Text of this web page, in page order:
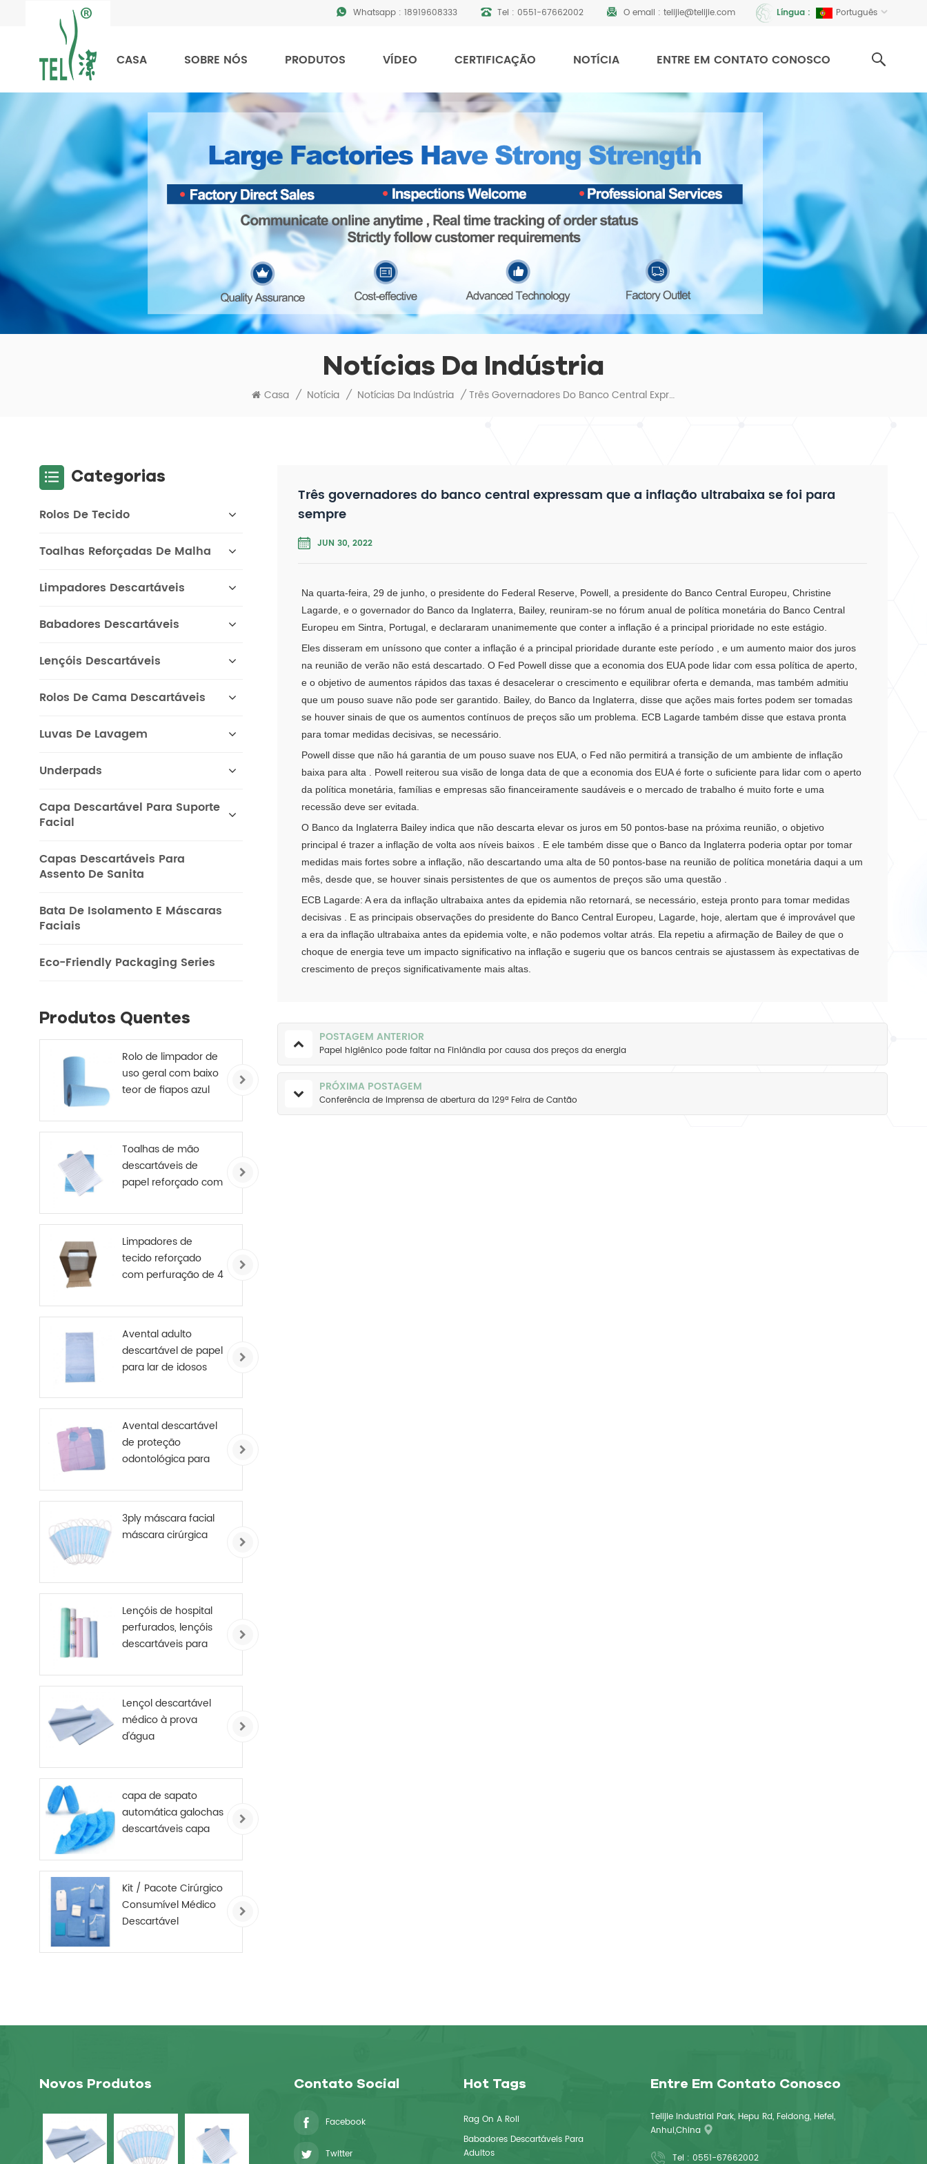
Língua : Português
Whatsapp : 18919608333 Tel : 0551-67662002 O email : telijie@telijie.com
CASA SOBRE NÓS PRODUTOS VÍDEO CERTIFICAÇÃO NOTÍCIA ENTRE EM CONTATO CONOSCO
Notícias Da Indústria
Casa / Notícia / Notícias Da Indústria / Três Governadores Do Banco Central Expressam Que A Inflação Ultrabaixa Se Foi Para Sempre
Três governadores do banco central expressam que a inflação ultrabaixa se foi para
sempre
JUN 30, 2022
Na quarta-feira, 29 de junho, o presidente do Federal Reserve, Powell, a presidente do Banco Central Europeu, Christine
Lagarde, e o governador do Banco da Inglaterra, Bailey, reuniram-se no fórum anual de política monetária do Banco Central
Europeu em Sintra, Portugal, e declararam unanimemente que conter a inflação é a principal prioridade no este estágio.
Elesdisseram em uníssono que conter a inflação é a principal prioridadedurante este período
, e um aumento maior dos juros
na reunião de verão não está descartado.O Fed Powell disse que a economia dos EUA pode lidar comessa política de aperto,
e o objetivo de aumentos rápidosdas taxas é desacelerar o crescimento e equilibrar oferta e demanda, mas também admitiu
que um pouso suave não pode ser garantido. Bailey, do Banco da Inglaterra, disse que ações mais fortes podem ser tomadas
se houver sinais de que os aumentos contínuos de preços são um problema. ECB Lagarde também disse que estava pronta
para tomar medidas decisivas, se necessário.
Powelldisse que não há garantia de um pouso suave nos EUA, o Fed não permitirá a transição de um ambiente de inflação
baixa para alta
Powell reiterou sua visão de longa data de que a economia dos EUA é forte o suficiente para lidar com o aperto
da política monetária, famílias e empresas são financeiramente saudáveis ​​e o mercado de trabalho é muito forte e uma
recessão deve ser evitada.
O Banco da Inglaterra Bailey indica que não descarta elevar os juros em 50 pontos-base na próxima reunião, o objetivo
principal é trazer a inflação de volta aos níveis baixos
E eletambém disse que o Banco da Inglaterra poderia optar por tomar
medidas mais fortessobre a inflação, não descartando uma alta de 50 pontos-base na reunião de política monetária daqui a um
mês, desde que, se houver sinais persistentes de que os aumentos de preços são uma questão .
ECB Lagarde: A era da inflação ultrabaixa antes da epidemia não retornará, se necessário, esteja pronto para tomar medidas
decisivas
. E as principais observaçõesdo presidente do Banco Central Europeu, Lagarde, hoje, alertam que é improvável que
a era da inflação ultrabaixa antes da epidemia volte, e não podemos voltar atrás. Ela repetiu a afirmação de Bailey de que o
choque de energia teve um impacto significativo na inflação e sugeriu que os bancos centrais se ajustassem às expectativas de
crescimento de preços significativamente mais altas.
POSTAGEM ANTERIOR
Papel higiênico pode faltar na Finlândia por causa dos preços da energia
PRÓXIMA POSTAGEM
Conferência de imprensa de abertura da 129ª Feira de Cantão
Categorias
Rolos De Tecido
Toalhas Reforçadas De Malha
Limpadores Descartáveis
Babadores Descartáveis
Lençóis Descartáveis
Rolos De Cama Descartáveis
Luvas De Lavagem
Underpads
Capa Descartável Para Suporte
Facial
Capas Descartáveis ​​para
Assento De Sanita
Bata De Isolamento E Máscaras
Faciais
Eco-Friendly Packaging Series
Produtos Quentes
Rolo de limpador de
uso geral com baixo
teor de fiapos azul
Toalhas de mão
descartáveis ​​de
papel reforçado com
camadas
Limpadores de
tecido reforçado
com perfuração de 4
Avental adulto
descartável de papel
para lar de idosos
Avental descartável
de proteção
odontológica para
3ply máscara facial
máscara cirúrgica
Lençóis de hospital
perfurados, lençóis
descartáveis ​​para
revestido de PE
Lençol descartável
médico à prova
d'água
capa de sapato
automática galochas
descartáveis ​​capa
antiderrapante não
tecido
Kit / Pacote Cirúrgico
Consumível Médico
Descartável
Entre Em Contato Conosco
Telijie Industrial Park, Hepu Rd, Feidong, Hefei,
Anhui,China
Tel : 0551-67662002
Novos Produtos Contato Social
Facebook
Twitter
Hot Tags
Rag On A Roll
Babadores Descartáveis ​​para
Adultos